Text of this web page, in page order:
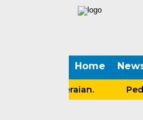
Home
Perceraian.